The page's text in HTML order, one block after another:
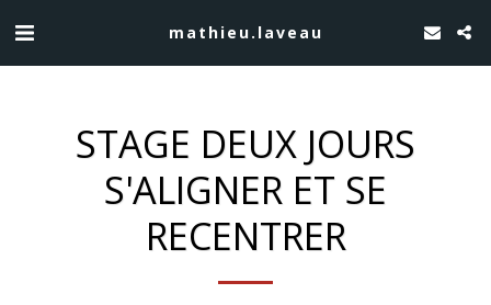
mathieu.laveau
STAGE DEUX JOURS
S'ALIGNER ET SE
RECENTRER